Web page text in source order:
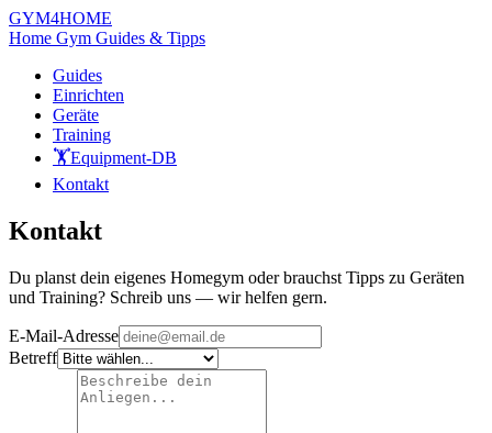
GYM4HOME
Home Gym Guides & Tipps
Guides
Einrichten
Geräte
Training
🏋️Equipment-DB
Kontakt
Kontakt
Du planst dein eigenes Homegym oder brauchst Tipps zu Geräten
und Training? Schreib uns — wir helfen gern.
E-Mail-Adresse
Betreff